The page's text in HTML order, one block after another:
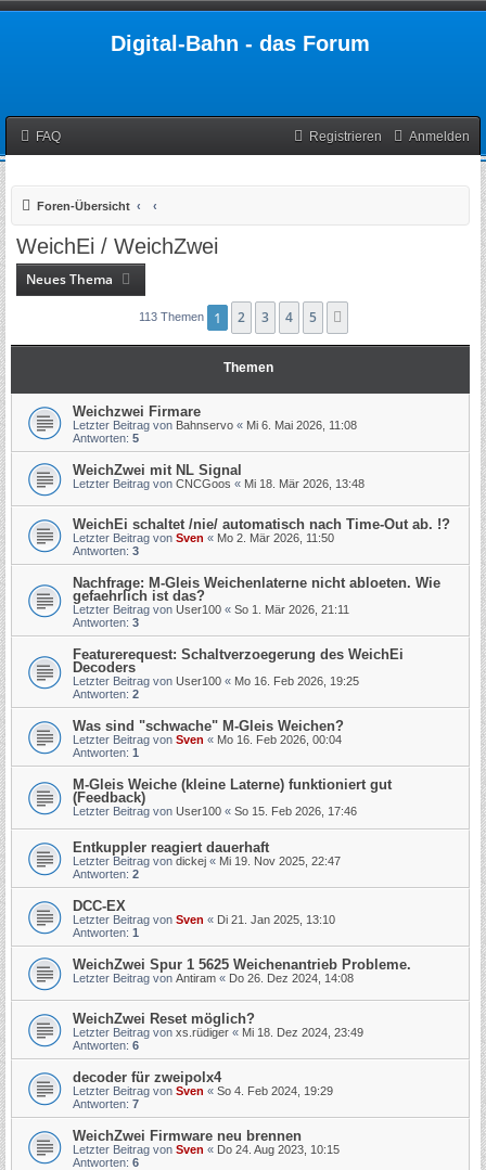
Digital-Bahn - das Forum
FAQ Anmelden
Registrieren
Foren-Übersicht
WeichEi / WeichZwei
Neues Thema
113 Themen 1 2 3 4 5
Themen
Weichzwei Firmare
Letzter Beitrag von Bahnservo « Mi 6. Mai 2026, 11:08
Antworten: 5
WeichZwei mit NL Signal
Letzter Beitrag von CNCGoos « Mi 18. Mär 2026, 13:48
WeichEi schaltet /nie/ automatisch nach Time-Out ab. !?
Letzter Beitrag von Sven « Mo 2. Mär 2026, 11:50
Antworten: 3
Nachfrage: M-Gleis Weichenlaterne nicht abloeten. Wie
gefaehrlich ist das?
Letzter Beitrag von User100 « So 1. Mär 2026, 21:11
Antworten: 3
Featurerequest: Schaltverzoegerung des WeichEi
Decoders
Letzter Beitrag von User100 « Mo 16. Feb 2026, 19:25
Antworten: 2
Was sind "schwache" M-Gleis Weichen?
Letzter Beitrag von Sven « Mo 16. Feb 2026, 00:04
Antworten: 1
M-Gleis Weiche (kleine Laterne) funktioniert gut
(Feedback)
Letzter Beitrag von User100 « So 15. Feb 2026, 17:46
Entkuppler reagiert dauerhaft
Letzter Beitrag von dickej « Mi 19. Nov 2025, 22:47
Antworten: 2
DCC-EX
Letzter Beitrag von Sven « Di 21. Jan 2025, 13:10
Antworten: 1
WeichZwei Spur 1 5625 Weichenantrieb Probleme.
Letzter Beitrag von Antiram « Do 26. Dez 2024, 14:08
WeichZwei Reset möglich?
Letzter Beitrag von xs.rüdiger « Mi 18. Dez 2024, 23:49
Antworten: 6
decoder für zweipolx4
Letzter Beitrag von Sven « So 4. Feb 2024, 19:29
Antworten: 7
WeichZwei Firmware neu brennen
Letzter Beitrag von Sven « Do 24. Aug 2023, 10:15
Antworten: 6